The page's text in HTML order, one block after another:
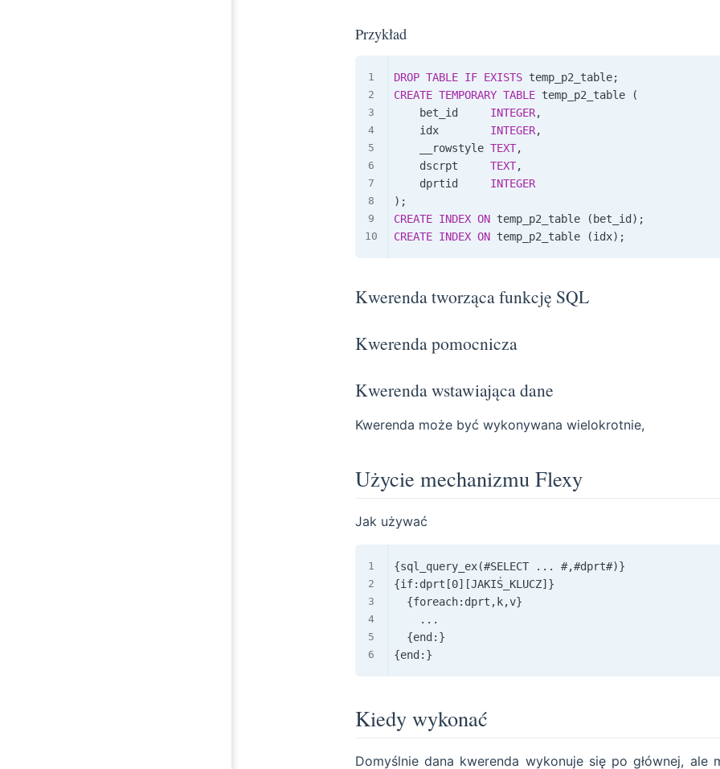
Przykład
DROP TABLE IF EXISTS temp_p2_table;
CREATE TEMPORARY TABLE temp_p2_table
(
    bet_id
INTEGER,
    idx
INTEGER,
    __rowstyle
TEXT,
    dscrpt
TEXT,
    dprtid
INTEGER
) ;
CREATE INDEX ON temp_p2_table ( bet_id ) ;
CREATE INDEX ON temp_p2_table (idx) ;
Kwerenda tworząca funkcję SQL
Kwerenda pomocnicza
Kwerenda wstawiająca dane
Kwerenda może być wykonywana wielokrotnie,
Użycie mechanizmu Flexy
Jak używać
{sql_query_ex(#SELECT ... #,#dprt#)}
{if:dprt[0][JAKIŚ_KLUCZ]}
  {foreach:dprt,k,v}
    ...
  {end:}
Kiedy wykonać
Domyślnie dana kwerenda wykonuje się po głównej,